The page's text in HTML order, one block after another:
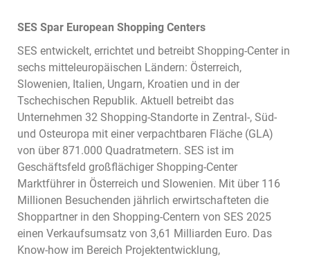
SES Spar European Shopping Centers
SES entwickelt, errichtet und betreibt Shopping-Center in
sechs mitteleuropäischen Ländern: Österreich,
Slowenien, Italien, Ungarn, Kroatien und in der
Tschechischen Republik. Aktuell betreibt das
Unternehmen 32 Shopping-Standorte in Zentral-, Süd-
und Osteuropa mit einer verpachtbaren Fläche (GLA)
von über 871.000 Quadratmetern. SES ist im
Geschäftsfeld großflächiger Shopping-Center
Marktführer in Österreich und Slowenien. Mit über 116
Millionen Besuchenden jährlich erwirtschafteten die
Shoppartner in den Shopping-Centern von SES 2025
einen Verkaufsumsatz von 3,61 Milliarden Euro. Das
Know-how im Bereich Projektentwicklung,